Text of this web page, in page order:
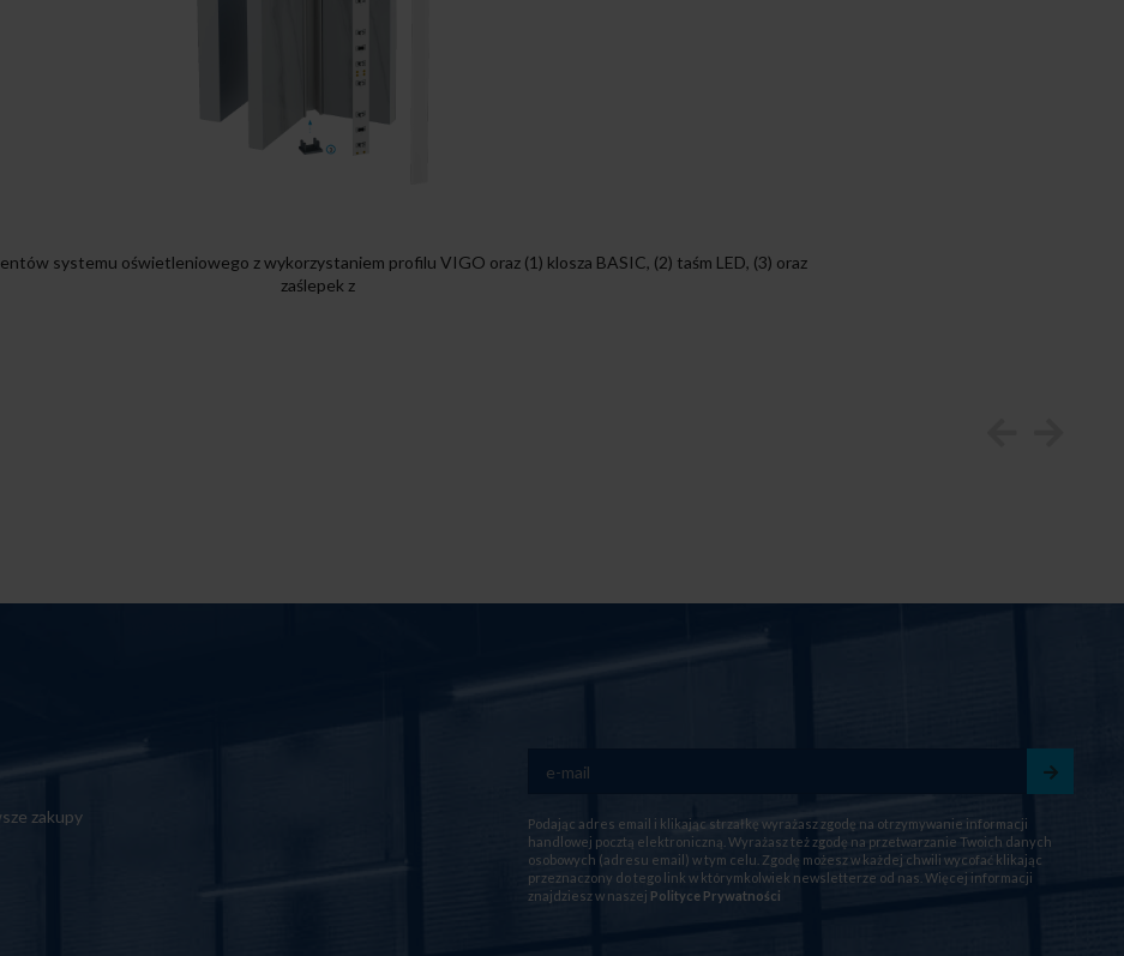
systemu oświetleniowego z wykorzystaniem profilu VIGO oraz (1) klosza BASIC, (2) taśm LED, (3) oraz
zaślepek z
zakupy
Podając adres email i klikając strzałkę wyrażasz zgodę na otrzymywanie informacji
handlowej pocztą elektroniczną. Wyrażasz też zgodę na przetwarzanie Twoich danych
osobowych (adresu email) w tym celu. Zgodę możesz w każdej chwili wycofać klikając
przeznaczony do tego link w którymkolwiek newsletterze od nas. Więcej informacji
znajdziesz w naszej Polityce Prywatności